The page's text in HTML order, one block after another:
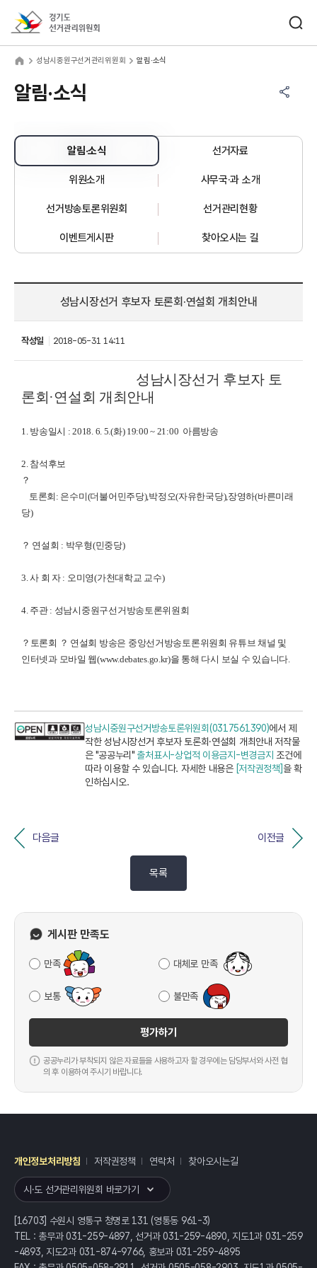
성남시중원구선거관리위원회 알림·소식
알림·소식
알림·소식 선거자료
위원소개 사무국·과 소개
선거방송토론위원회 선거관리현황
이벤트게시판 찾아오시는 길
성남시장선거 후보자 토론회·연설회 개최안내
작성일 2018-05-31 14:11
성남시장선거 후보자 토
론회·연설회 개최안내
1. 방송일시 : 2018. 6. 5.(화) 19:00 ~ 21:00 아름방송
2. 참석후보
？
토론회: 은수미(더불어민주당),박정오(자유한국당),장영하(바른미래
당)
？ 연설회 : 박우형(민중당)
3. 사 회 자 : 오미영(가천대학교 교수)
4. 주관 : 성남시중원구선거방송토론위원회
？토론회 ？ 연설회 방송은 중앙선거방송토론위원회 유튜브 채널 및
인터넷과 모바일 웹(www.debates.go.kr)을 통해 다시 보실 수 있습니다.
성남시중원구선거방송토론위원회(0317561390)에서 제
작한 성남시장선거 후보자 토론회·연설회 개최안내 저작물
은 "공공누리" 출처표시-상업적 이용금지-변경금지 조건에
따라 이용할 수 있습니다. 자세한 내용은 [저작권정책]을 확
인하십시오.
다음글 이전글
목록
게시판 만족도
만족 대체로 만족
보통 불만족
평가하기
공공누리가 부착되지 않은 자료들을 사용하고자 할 경우에는 담당부서와 사전 협
의 후 이용하여 주시기 바랍니다.
개인정보처리방침 저작권정책 연락처 찾아오시는길
시·도 선거관리위원회 바로가기
[16703] 수원시 영통구 청명로 131 (영통동 961-3)
TEL : 총무과 031-259-4897, 선거과 031-259-4890, 지도1과 031-259
-4893, 지도2과 031-874-9766, 홍보과 031-259-4895